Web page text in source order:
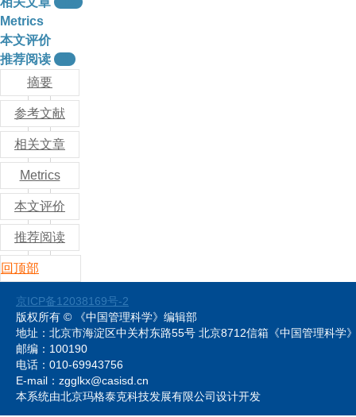
Metrics
本文评价
推荐阅读
摘要
参考文献
相关文章
Metrics
本文评价
推荐阅读
回顶部
京ICP备12038169号-2
版权所有 © 《中国管理科学》编辑部
地址：北京市海淀区中关村东路55号 北京8712信箱《中国管理科
邮编：100190
电话：010-69943756
E-mail：zgglkx@casisd.cn
本系统由北京玛格泰克科技发展有限公司设计开发